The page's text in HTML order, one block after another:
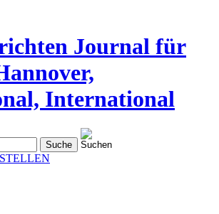
Journal für
International